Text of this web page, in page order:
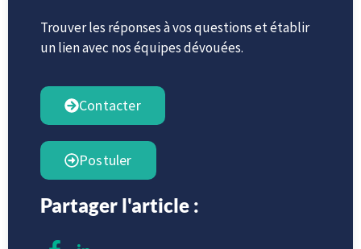
Trouver les réponses à vos questions et établir
un lien avec nos équipes dévouées.
Contacter
Postuler
Partager l'article :